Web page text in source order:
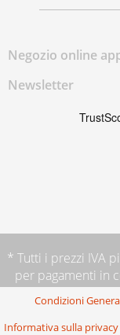
Negozio online
Newsletter
* Tutti i prezzi IVA
per pagamenti in
Condizioni
Informativa sulla